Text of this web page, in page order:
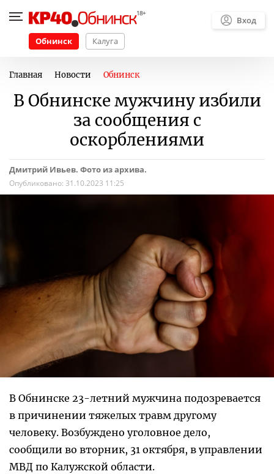
Обнинск Калуга
Вход
Главная Новости Обнинск
В Обнинске мужчину избили
за сообщения с
оскорблениями
Дмитрий Ивьев. Фото из архива.
Опубликовано: 31.10.2023 11:25
В Обнинске 23-летний мужчина подозревается
в причинении тяжелых травм другому
человеку. Возбуждено уголовное дело,
сообщили во вторник, 31 октября, в управлении
МВД по Калужской области.